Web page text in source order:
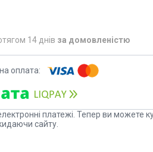
14 днів за домовленістю
платежі. Тепер ви можете
сайту.